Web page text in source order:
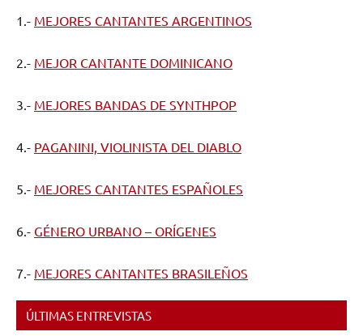
1.- MEJORES CANTANTES ARGENTINOS
2.- MEJOR CANTANTE DOMINICANO
3.- MEJORES BANDAS DE SYNTHPOP
4.- PAGANINI, VIOLINISTA DEL DIABLO
5.- MEJORES CANTANTES ESPAÑOLES
6.- GÉNERO URBANO – ORÍGENES
7.- MEJORES CANTANTES BRASILEÑOS
ÚLTIMAS ENTREVISTAS